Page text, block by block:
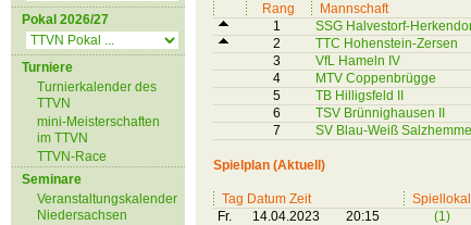
Pokal 2026/27
Turniere
Turnierkalender des
TTVN
mini-Meisterschaften
im TTVN
TTVN-Race
Seminare
Veranstaltungskalender
Niedersachsen
Rang Mannschaft
1
SSG Halvestorf-Herkendorf
2
TTC Hohenstein-Zersen
3
VfL Hameln IV
4
MTV Coppenbrügge
5
TB Hilligsfeld II
6
TSV Brünnighausen II
7
SV Blau-Weiß
Spielplan (Aktuell)
Tag Datum Zeit Spiellokal
Fr.
14.04.2023 20:15 (1)